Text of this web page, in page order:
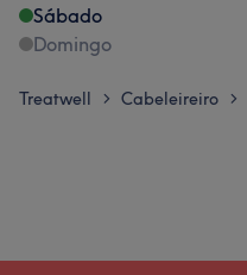
Sábado
Domingo
Treatwell > Cabeleireiro >